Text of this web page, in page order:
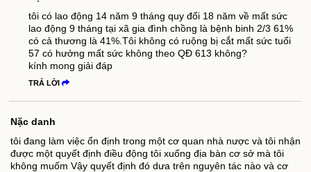
tôi có lao động 14 năm 9 tháng quy đổi 18 năm về mất sức
lao động 9 tháng tại xã gia đình chồng là bệnh binh 2/3 61%
có cả thương là 41%.Tôi không có ruộng bị cắt mất sức tuổi
57 có hưởng mất sức không theo QĐ 613 không?
kính mong giải đáp
TRẢ LỜI
Nặc danh
tôi đang làm việc ổn định trong một cơ quan nhà nược và tôi nhận
được một quyết định điều động tôi xuống địa bàn cơ sở mà tôi
không muốm Vậy quyết định đó dưa trên nguyên tác nào và cơ